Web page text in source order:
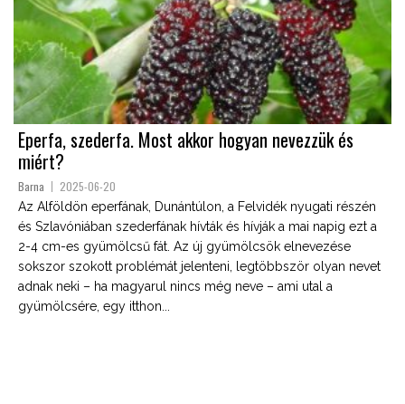
Eperfa, szederfa. Most akkor hogyan nevezzük és
miért?
Barna 2025-06-20
Az Alföldön eperfának, Dunántúlon, a Felvidék nyugati részén
és Szlavóniában szederfának hívták és hívják a mai napig ezt a
2-4 cm-es gyümölcsű fát. Az új gyümölcsök elnevezése
sokszor szokott problémát jelenteni, legtöbbször olyan nevet
adnak neki – ha magyarul nincs még neve – ami utal a
gyümölcsére, egy itthon...